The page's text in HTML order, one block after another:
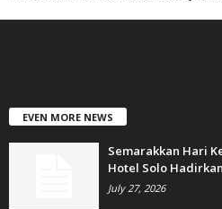
EVEN MORE NEWS
Semarakkan Hari
Hotel Solo
July 27, 2026